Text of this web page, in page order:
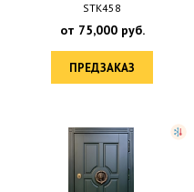
STK458
от 75,000руб.
ПРЕДЗАКАЗ